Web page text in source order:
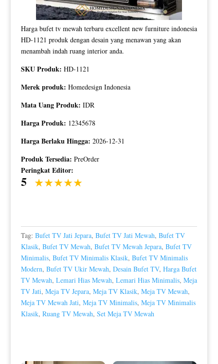
Harga bufet tv mewah terbaru excellent new furniture indonesia
HD-1121 produk dengan desain yang menawan yang akan
menambah indah ruang interior anda.
SKU Produk: HD-1121
Merek produk: Homedesign Indonesia
Mata Uang Produk: IDR
Harga Produk: 12345678
Harga Berlaku Hingga: 2026-12-31
Produk Tersedia: PreOrder
Peringkat Editor:
5
Tag: Bufet TV Jati Jepara, Bufet TV Jati Mewah, Bufet TV
Klasik, Bufet TV Mewah, Bufet TV Mewah Jepara, Bufet TV
Minimalis, Bufet TV Minimalis Klasik, Bufet TV Minimalis
Modern, Bufet TV Ukir Mewah, Desain Bufet TV, Harga Bufet
TV Mewah, Lemari Hias Mewah, Lemari Hias Minimalis, Meja
TV Jati, Meja TV Jepara, Meja TV Klasik, Meja TV Mewah,
Meja TV Mewah Jati, Meja TV Minimalis, Meja TV Minimalis
Klasik, Ruang TV Mewah, Set Meja TV Mewah